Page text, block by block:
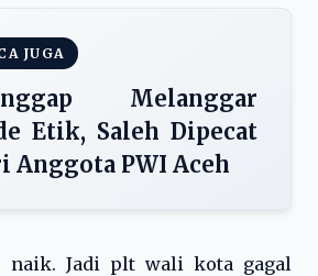
JUGA
Melanggar
Etik, Saleh Dipecat
Anggota PWI Aceh
naik. Jadi plt wali kota gagal